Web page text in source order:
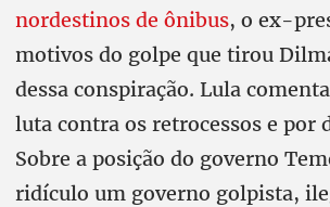
nordestinos de ônibus, o ex-
motivos do golpe que tirou
dessa conspiração. Lula
luta contra os retrocessos e por
Sobre a posição do governo
ridículo um governo golpista,